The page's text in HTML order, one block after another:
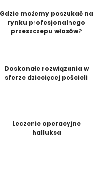
Gdzie możemy poszukać na
rynku profesjonalnego
przeszczepu włosów?
Doskonałe rozwiązania w
sferze dziecięcej pościeli
Leczenie operacyjne
halluksa